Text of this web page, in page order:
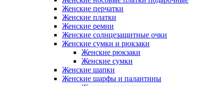
Женские перчатки
Женские платки
Женские ремни
Женские солнцезащитные очки
Женские сумки и рюкзаки
Женские рюкзаки
Женские сумки
Женские шапки
Женские шарфы и палантины